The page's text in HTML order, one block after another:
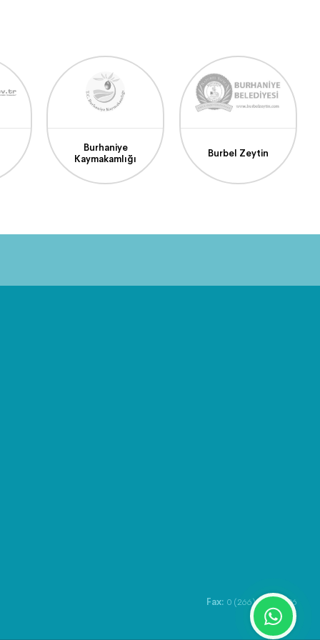
Burhaniye
Kaymakamlığı
Burbel Zeytin
Fax: 0 (266) 422 10 06